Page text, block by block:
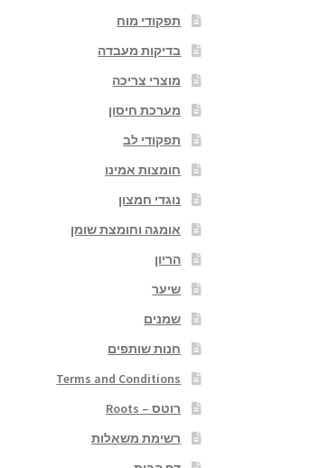
תפקודי מוח
בדיקות מעבדה
מוצרי צריכה
מערכת חיסון
תפקודי לב
חומצות אמינו
נוגדי חמצון
אומגה וחומצת שומן
הריון
שיער
שמנים
חנות שותפים
Terms and Conditions
רוטס – Roots
רשימת משאלות